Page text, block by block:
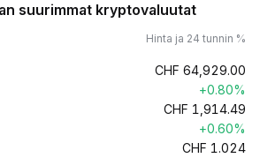
suurimmat kryptovaluutat
Hinta ja 24 tunnin %
CHF 64,929.00
+0.80%
CHF 1,914.49
+0.60%
CHF 1.024